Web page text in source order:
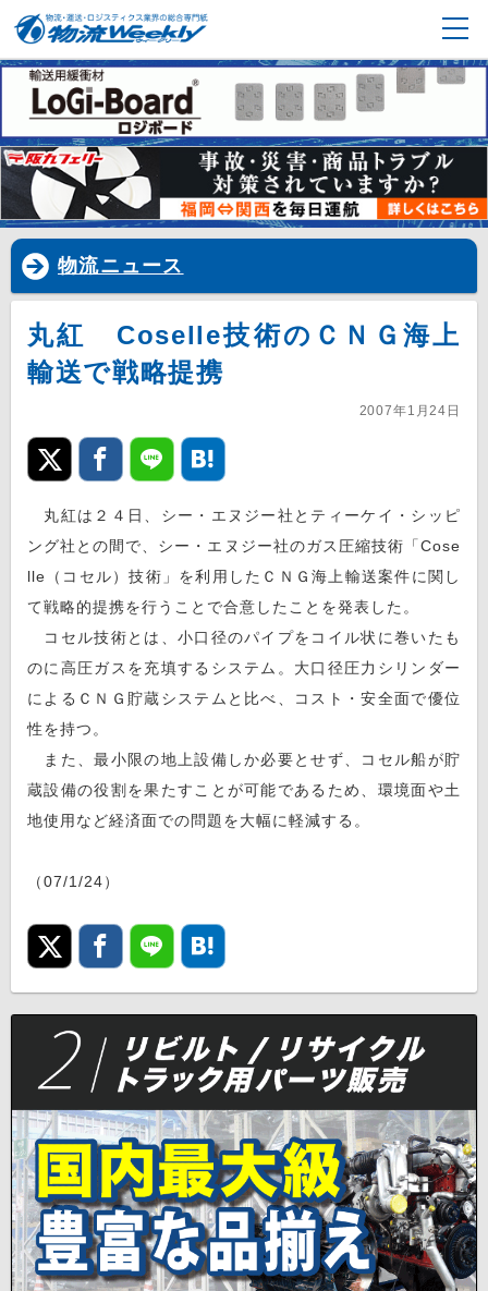
物流ニュース
丸紅 Coselle技術のＣＮＧ海上
輸送で戦略提携
2007年1月24日
丸紅は２４日、シー・エヌジー社とティーケイ・シッピ
ング社との間で、シー・エヌジー社のガス圧縮技術「Cose
lle（コセル）技術」を利用したＣＮＧ海上輸送案件に関し
て戦略的提携を行うことで合意したことを発表した。
コセル技術とは、小口径のパイプをコイル状に巻いたも
のに高圧ガスを充填するシステム。大口径圧力シリンダー
によるＣＮＧ貯蔵システムと比べ、コスト・安全面で優位
性を持つ。
また、最小限の地上設備しか必要とせず、コセル船が貯
蔵設備の役割を果たすことが可能であるため、環境面や土
地使用など経済面での問題を大幅に軽減する。
（07/1/24）